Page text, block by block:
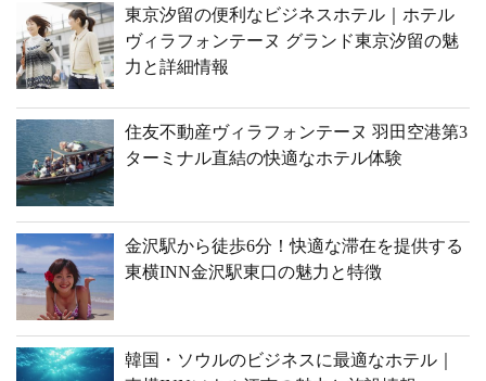
東京汐留の便利なビジネスホテル｜ホテル
ヴィラフォンテーヌ グランド東京汐留の魅
力と詳細情報
住友不動産ヴィラフォンテーヌ 羽田空港第3
ターミナル直結の快適なホテル体験
金沢駅から徒歩6分！快適な滞在を提供する
東横INN金沢駅東口の魅力と特徴
韓国・ソウルのビジネスに最適なホテル｜